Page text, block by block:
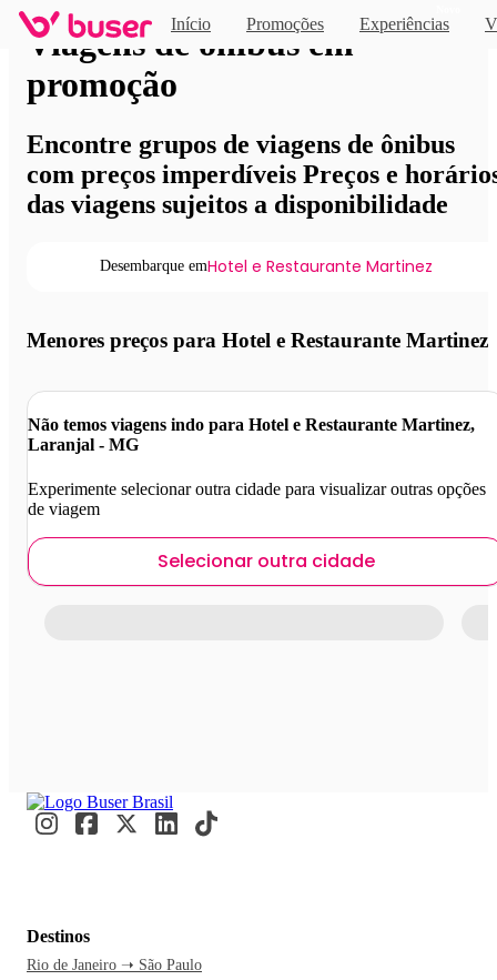
Início Promoções Experiências
Viagens de ônibus em
promoção
Encontre grupos de viagens de ônibus
com preços imperdíveis Preços e
das viagens sujeitos a disponibilidade
Desembarque emHotel e Restaurante Martinez
Menores preços para Hotel e Restaurante Martinez
Não temos viagens indo para Hotel e Restaurante Martinez,
Laranjal - MG
Experimente selecionar outra cidade para visualizar outras opções
de viagem
Selecionar outra cidade
Destinos
Rio de Janeiro ➝ São Paulo